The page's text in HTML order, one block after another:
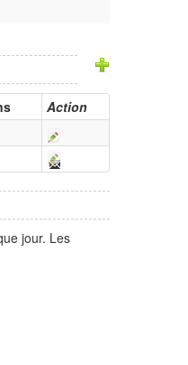
Action
jour. Les